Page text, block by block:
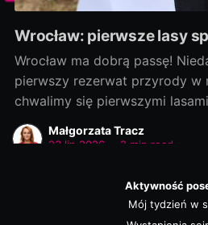
Wrocław: pierwsze lasy
Wrocław ma dobrą passę!
pierwszy rezerwat przyrody w
chwalimy się pierwszymi
Rozmowy zaczęliśmy jako
dowozimy jako pierwsi! Było to możliwe, bo nie
otwarte na dialog i
Małgorzata Tracz
23 lip 2026 2 min read
Aktywność
Mój tydzień w